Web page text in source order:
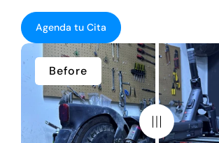
Agenda tu Cita
Before